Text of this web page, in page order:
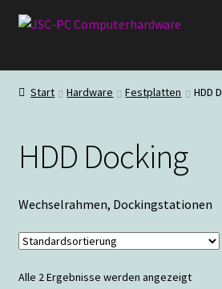
Zur
Zum
Hardware
Staubschutz
Outlet
Start Hardware Festplatten HDD
HDD Docking
Wechselrahmen, Dockingstationen
Alle 2 Ergebnisse werden angezeigt